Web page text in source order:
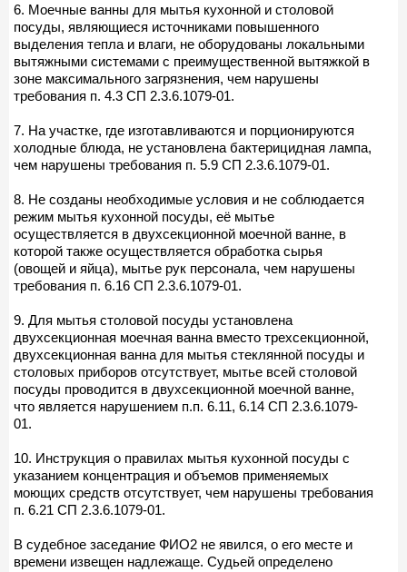
6. Моечные ванны для мытья кухонной и столовой
посуды, являющиеся источниками повышенного
выделения тепла и влаги, не оборудованы локальными
вытяжными системами с преимущественной вытяжкой в
зоне максимального загрязнения, чем нарушены
требования п. 4.3 СП 2.3.6.1079-01.
7. На участке, где изготавливаются и порционируются
холодные блюда, не установлена бактерицидная лампа,
чем нарушены требования п. 5.9 СП 2.3.6.1079-01.
8. Не созданы необходимые условия и не соблюдается
режим мытья кухонной посуды, её мытье
осуществляется в двухсекционной моечной ванне, в
которой также осуществляется обработка сырья
(овощей и яйца), мытье рук персонала, чем нарушены
требования п. 6.16 СП 2.3.6.1079-01.
9. Для мытья столовой посуды установлена
двухсекционная моечная ванна вместо трехсекционной,
двухсекционная ванна для мытья стеклянной посуды и
столовых приборов отсутствует, мытье всей столовой
посуды проводится в двухсекционной моечной ванне,
что является нарушением п.п. 6.11, 6.14 СП 2.3.6.1079-
01.
10. Инструкция о правилах мытья кухонной посуды с
указанием концентрация и объемов применяемых
моющих средств отсутствует, чем нарушены требования
п. 6.21 СП 2.3.6.1079-01.
В судебное заседание ФИО2 не явился, о его месте и
времени извещен надлежаще. Судьей определено